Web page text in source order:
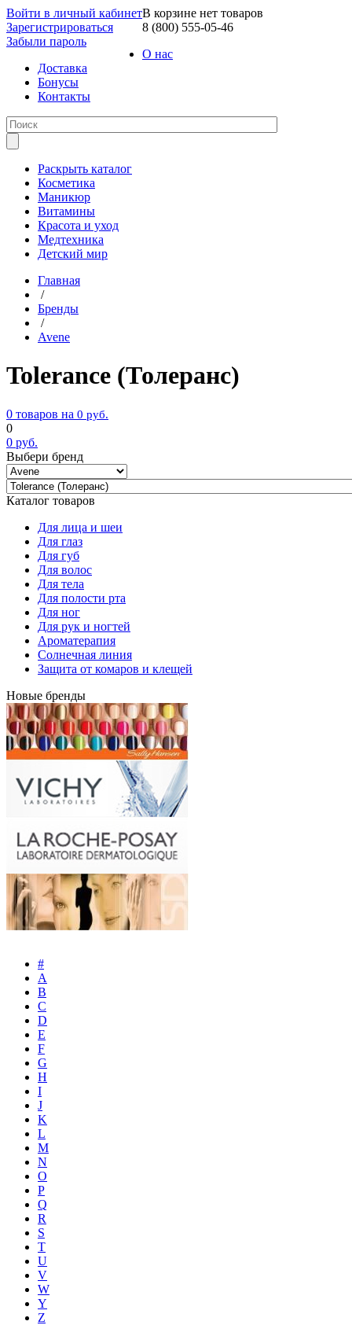
Войти в личный кабинет
Зарегистрироваться
Забыли пароль
В корзине нет товаров
8 (800) 555-05-46
О нас
Доставка
Бонусы
Контакты
Раскрыть каталог
Косметика
Маникюр
Витамины
Красота и уход
Медтехника
Детский мир
Главная
/
Бренды
/
Avene
Tolerance (Толеранс)
0 товаров на 0 руб.
0
0 руб.
Выбери бренд
Каталог товаров
Для лица и шеи
Для глаз
Для губ
Для волос
Для тела
Для полости рта
Для ног
Для рук и ногтей
Ароматерапия
Солнечная линия
Защита от комаров и клещей
Новые бренды
#
A
B
C
D
E
F
G
H
I
J
K
L
M
N
O
P
Q
R
S
T
U
V
W
Y
Z